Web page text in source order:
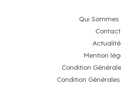
Qui Sommes
Contact
Mention
Condition
Condition